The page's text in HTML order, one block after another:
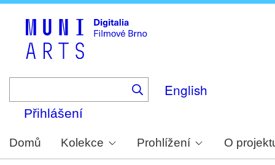
English
Přihlášení
Domů Kolekce Prohlížení O